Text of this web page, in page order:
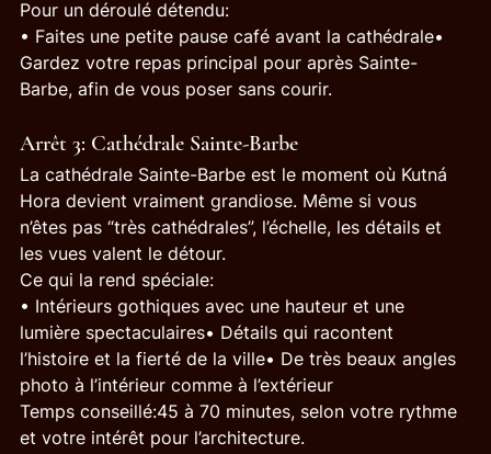
Pour un déroulé détendu:
• Faites une petite pause café avant la cathédrale•
Gardez votre repas principal pour après Sainte-
Barbe, afin de vous poser sans courir.
Arrêt 3: Cathédrale Sainte-Barbe
La cathédrale Sainte-Barbe est le moment où Kutná
Hora devient vraiment grandiose. Même si vous
n’êtes pas “très cathédrales”, l’échelle, les détails et
les vues valent le détour.
Ce qui la rend spéciale:
• Intérieurs gothiques avec une hauteur et une
lumière spectaculaires• Détails qui racontent
l’histoire et la fierté de la ville• De très beaux angles
photo à l’intérieur comme à l’extérieur
Temps conseillé:45 à 70 minutes, selon votre rythme
et votre intérêt pour l’architecture.